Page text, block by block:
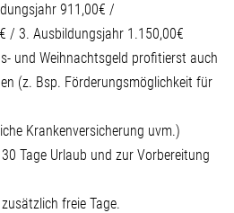
911,00€ /
/ 3. Ausbildungsjahr 1.150,00€
und Weihnachtsgeld profitierst auch
(z. Bsp. Förderungsmöglichkeit für
Krankenversicherung uvm.)
Tage Urlaub und zur Vorbereitung
freie Tage.